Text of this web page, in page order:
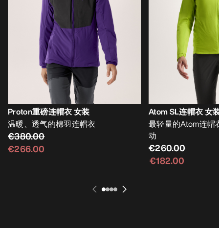
Proton重磅连帽衣 女装
温暖、透气的棉羽连帽衣
€380.00
€266.00
Atom SL连帽衣 女
最轻量的Atom连帽
动
€260.00
€182.00